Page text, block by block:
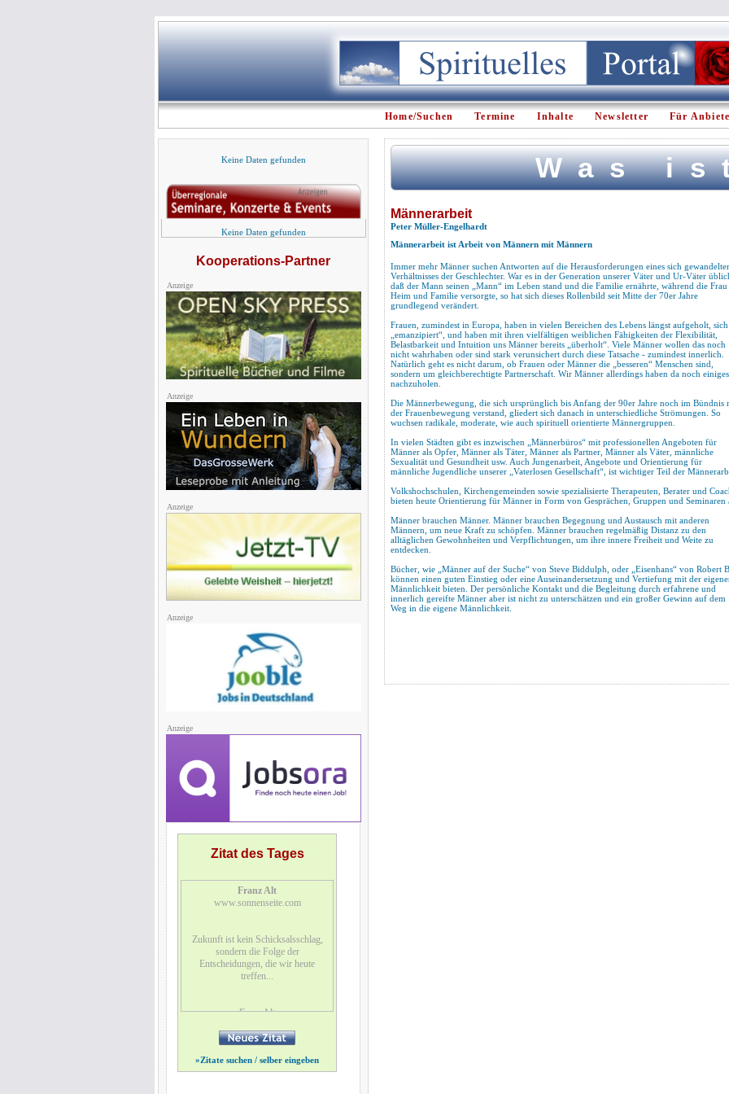
Home/Suchen Termine Inhalte Newsletter Für
Keine Daten gefunden
Keine Daten gefunden
Kooperations-Partner
Anzeige
Anzeige
Anzeige
Anzeige
Anzeige
Zitat des Tages
Franz Alt
www.sonnenseite.com
Zukunft ist kein Schicksalsschlag,
sondern die Folge der
Entscheidungen, die wir heute
treffen...
Franz Alt
Schriftsteller, geb. 1938
»Zitate suchen / selber eingeben
Was
Männerarbeit
Peter Müller-Engelhardt
Männerarbeit ist Arbeit von Männern mit Männern
Immer mehr Männer suchen Antworten auf die Herausforderungen eines sich
Verhältnisses der Geschlechter. War es in der Generation unserer Väter und Ur-Väter
daß der Mann seinen „Mann“ im Leben stand und die Familie ernährte, während die Frau
Heim und Familie versorgte, so hat sich dieses Rollenbild seit Mitte der 70er Jahre
grundlegend verändert.
Frauen, zumindest in Europa, haben in vielen Bereichen des Lebens längst aufgeholt, sich
„emanzipiert“, und haben mit ihren vielfältigen weiblichen Fähigkeiten der Flexibilität,
Belastbarkeit und Intuition uns Männer bereits „überholt“. Viele Männer wollen das noch
nicht wahrhaben oder sind stark verunsichert durch diese Tatsache - zumindest innerlich.
Natürlich geht es nicht darum, ob Frauen oder Männer die „besseren“ Menschen sind,
sondern um gleichberechtigte Partnerschaft. Wir Männer allerdings haben da noch einiges
nachzuholen.
Die Männerbewegung, die sich ursprünglich bis Anfang der 90er Jahre noch im Bündnis
der Frauenbewegung verstand, gliedert sich danach in unterschiedliche Strömungen. So
wuchsen radikale, moderate, wie auch spirituell orientierte Männergruppen.
In vielen Städten gibt es inzwischen „Männerbüros“ mit professionellen Angeboten für
Männer als Opfer, Männer als Täter, Männer als Partner, Männer als Väter, männliche
Sexualität und Gesundheit usw. Auch Jungenarbeit, Angebote und Orientierung für
männliche Jugendliche unserer „Vaterlosen Gesellschaft“, ist wichtiger Teil der
Volkshochschulen, Kirchengemeinden sowie spezialisierte Therapeuten, Berater und
bieten heute Orientierung für Männer in Form von Gesprächen, Gruppen und Seminaren
Männer brauchen Männer. Männer brauchen Begegnung und Austausch mit anderen
Männern, um neue Kraft zu schöpfen. Männer brauchen regelmäßig Distanz zu den
alltäglichen Gewohnheiten und Verpflichtungen, um ihre innere Freiheit und Weite zu
entdecken.
Bücher, wie „Männer auf der Suche“ von Steve Biddulph, oder „Eisenhans“ von Robert
können einen guten Einstieg oder eine Auseinandersetzung und Vertiefung mit der
Männlichkeit bieten. Der persönliche Kontakt und die Begleitung durch erfahrene und
innerlich gereifte Männer aber ist nicht zu unterschätzen und ein großer Gewinn auf dem
Weg in die eigene Männlichkeit.